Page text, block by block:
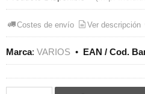
Costes de envío Ver descripción
Marca: VARIOS • EAN / Cod.